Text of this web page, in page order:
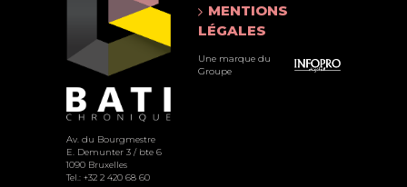
Av. du Bourgmestre
E. Demunter 3 / bte 6
1090 Bruxelles
Tel.: +32 2 420 68 60
MENTIONS
LÉGALES
Une marque du
Groupe